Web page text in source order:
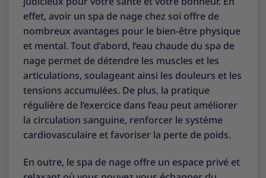
effet, avoir un spa de nage chez soi offre de
nombreux avantages pour le bien-être physique
et mental. Tout d’abord, l’eau chaude du spa de
nage permet de détendre les muscles et les
articulations, soulageant ainsi les douleurs et les
tensions accumulées. De plus, la pratique
régulière de l’exercice dans l’eau peut améliorer
la circulation sanguine, renforcer le système
cardiovasculaire et favoriser la perte de poids.
En outre, le spa de nage offre un espace privé et